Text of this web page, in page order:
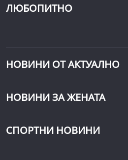
ЛЮБОПИТНО
НОВИНИ ОТ АКТУАЛНО
НОВИНИ ЗА ЖЕНАТА
СПОРТНИ НОВИНИ